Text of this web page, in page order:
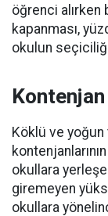
öğrenci alırken
kapanması,
okulun
Köklü ve
okullara
giremeyen
okullara